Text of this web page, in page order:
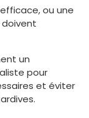
ou une
un
pour
et éviter